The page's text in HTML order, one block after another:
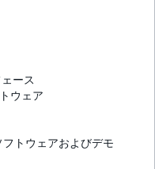
ース
ウェア
トウェアおよびデモ